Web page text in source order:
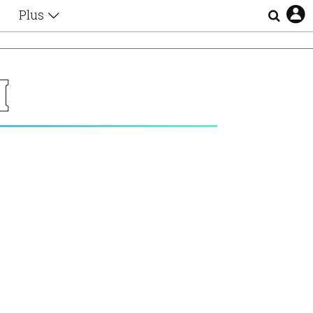
Plus